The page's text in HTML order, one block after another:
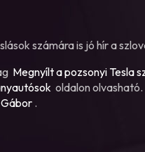
számára is jó hír a
Megnyílt a pozsonyi Tesla
oldalon
Gábor .